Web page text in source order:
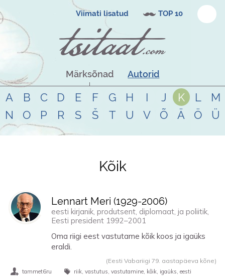
Viimati lisatud TOP 10
Märksõnad Autorid
A B C D E F G H I J K L
M
N
O P R S Š T U V Õ Ä Ö Ü
Tsitaadid teemalkõik
Kõik
Lennart Meri (1929-2006)
eesti kirjanik, produtsent, diplomaat, ja poliitik,
Eesti president 1992–2001
Oma riigi eest vastutame kõik koos ja igaüks
eraldi.
(Eesti Vabariigi 79. aastapäeva kõne)
tammet6ru riik vastutus vastutamine kõik igaüks eesti